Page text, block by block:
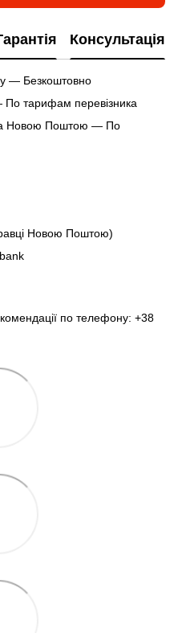
Консультація
— Безкоштовно
тарифам перевізника
Новою Поштою — По
Новою Поштою)
по телефону: +38